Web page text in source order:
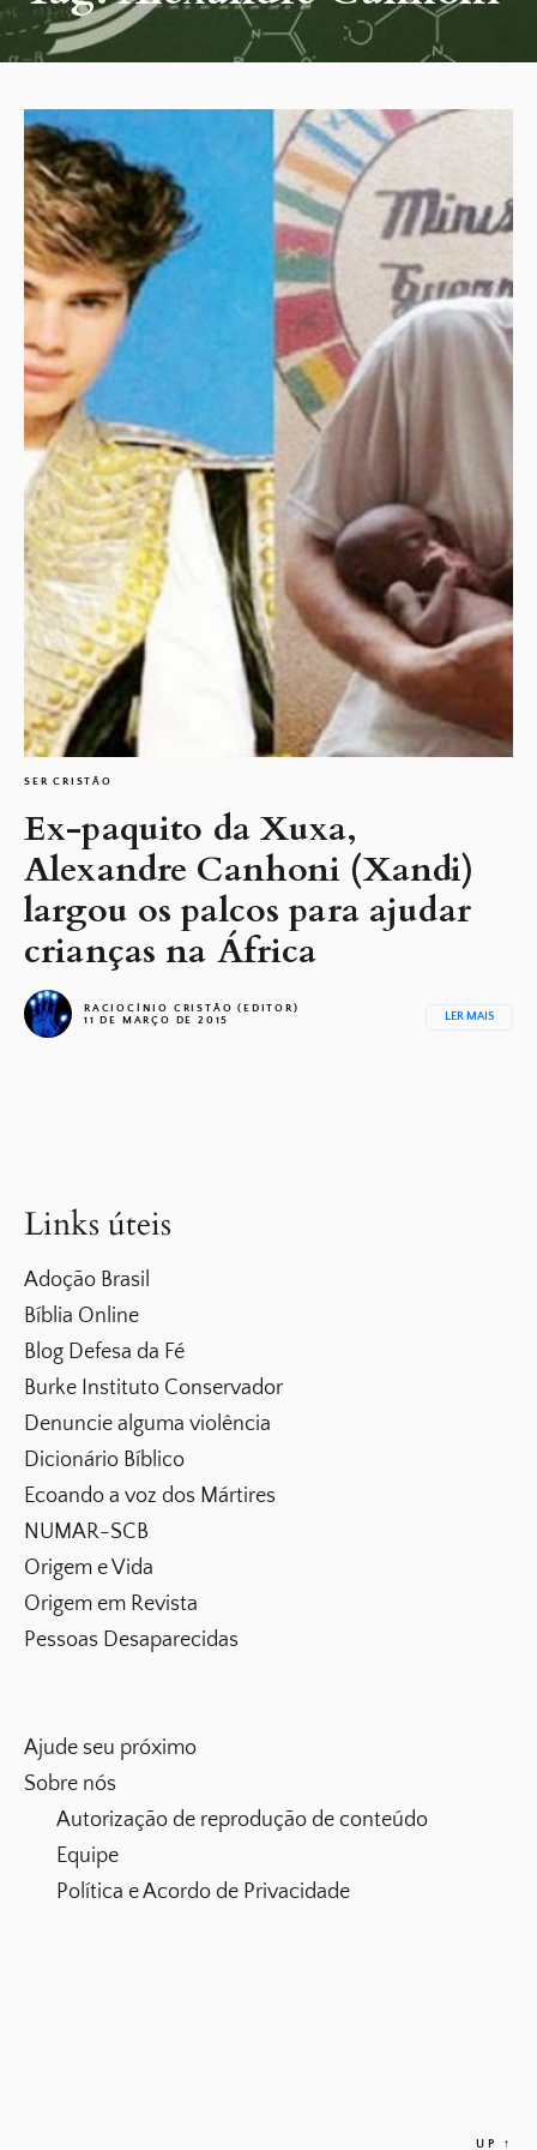
SER CRISTÃO
Ex-paquito da Xuxa,
Alexandre Canhoni (Xandi)
largou os palcos para ajudar
crianças na África
RACIOCÍNIO CRISTÃO (EDITOR)
11 DE MARÇO DE 2015
LER MAIS
Links úteis
Adoção Brasil
Bíblia Online
Blog Defesa da Fé
Burke Instituto Conservador
Denuncie alguma violência
Dicionário Bíblico
Ecoando a voz dos Mártires
NUMAR-SCB
Origem e Vida
Origem em Revista
Pessoas Desaparecidas
Ajude seu próximo
Sobre nós
Autorização de reprodução de conteúdo
Equipe
Política e Acordo de Privacidade
UP ↑